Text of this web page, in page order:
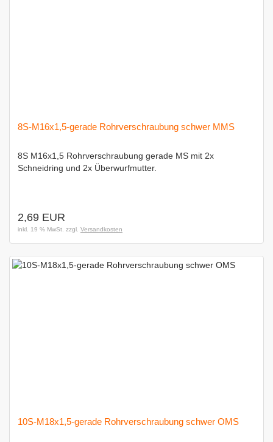
8S-M16x1,5-gerade Rohrverschraubung schwer MMS
8S M16x1,5 Rohrverschraubung gerade MS mit 2x
Schneidring und 2x Überwurfmutter.
2,69 EUR
inkl. 19 % MwSt. zzgl. Versandkosten
10S-M18x1,5-gerade Rohrverschraubung schwer OMS